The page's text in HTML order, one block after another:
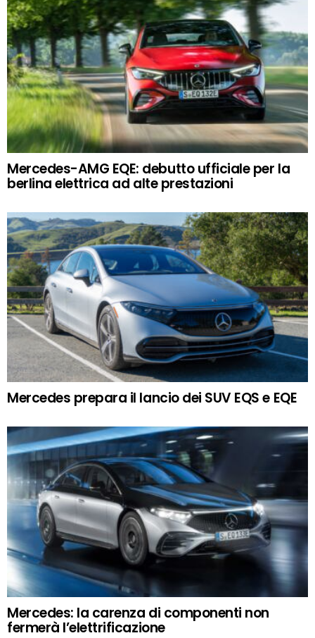
Mercedes-AMG EQE: debutto ufficiale per la
berlina elettrica ad alte prestazioni
Mercedes prepara il lancio dei SUV EQS e EQE
Mercedes: la carenza di componenti non
fermerà l’elettrificazione